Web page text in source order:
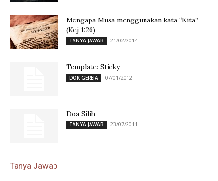
Mengapa Musa menggunakan kata “Kita”
(Kej 1:26)
TANYA JAWAB 21/02/2014
Template: Sticky
DOK GEREJA 07/01/2012
Doa Silih
TANYA JAWAB 23/07/2011
Tanya Jawab